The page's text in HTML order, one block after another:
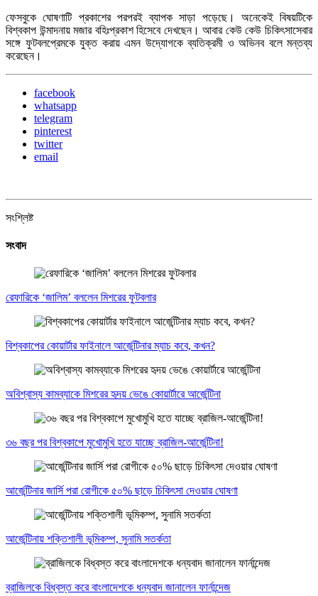
ফেসবুকে ঘোষণাটি প্রকাশের পরপরই ব্যাপক সাড়া পড়েছে। অনেকেই বিষয়টিকে
বিশ্বকাপ উন্মাদনায় মজার বহিঃপ্রকাশ হিসেবে দেখছেন। আবার কেউ কেউ চিকিৎসাসেবার
সঙ্গে ফুটবলপ্রেমকে যুক্ত করায় এমন উদ্যোগকে ব্যতিক্রমী ও অভিনব বলে মন্তব্য
করেছেন।
facebook
whatsapp
telegram
pinterest
twitter
email
সংশ্লিষ্ট
সংবাদ
রেফারিকে ‘জালিম’ বললেন মিশরের ফুটবলার
বিশ্বকাপের কোয়ার্টার ফাইনালে আর্জেন্টিনার ম্যাচ কবে, কখন?
অবিশ্বাস্য কামব্যাকে মিশরের হৃদয় ভেঙে কোয়ার্টারে আর্জেন্টিনা
৩৬ বছর পর বিশ্বকাপে মুখোমুখি হতে যাচ্ছে ব্রাজিল-আর্জেন্টিনা!
আর্জেন্টিনার জার্সি পরা রোগীকে ৫০% ছাড়ে চিকিৎসা দেওয়ার ঘোষণা
আর্জেন্টিনায় শক্তিশালী ভূমিকম্প, সুনামি সতর্কতা
ব্রাজিলকে বিধ্বস্ত করে বাংলাদেশকে ধন্যবাদ জানালেন ফার্নান্দেজ